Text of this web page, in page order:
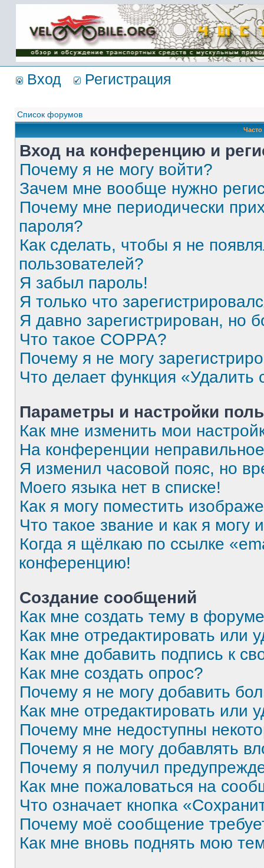
Имя пользователя:
Пароль:
{ LOG_ME_IN_SHORT
}
Вход Регистрация
Список форумов
Вход на конференцию и
Почему я не могу войти?
Зачем мне вообще нужно
Почему мне периодически
пароля?
Как сделать, чтобы я не
пользователей?
Я забыл пароль!
Я только что
Я давно зарегистрирован, но
Что такое COPPA?
Почему я не могу
Что делает функция
Параметры и настройки
Как мне изменить мои
На конференции
Я изменил часовой пояс, но
Моего языка нет в списке!
Как я могу поместить
Что такое звание и как я могу
Когда я щёлкаю по ссылке
конференцию!
Создание сообщений
Как мне создать тему в
Как мне отредактировать или
Как мне добавить подпись к
Как мне создать опрос?
Почему я не могу добавить
Как мне отредактировать или
Почему мне недоступны
Почему я не могу добавлять
Почему я получил
Как мне пожаловаться на
Что означает кнопка
Почему моё сообщение
Как мне вновь поднять мою